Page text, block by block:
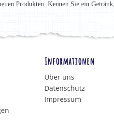
Produkten. Kennen Sie ein
Informationen
Über uns
Datenschutz
Impressum